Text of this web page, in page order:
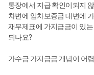
통장에서 지급 확인이되지
차변에 임차보증금 대변에
재무제표에 가지급금이 있
되나요?
가수금 가지급금 개념이 어